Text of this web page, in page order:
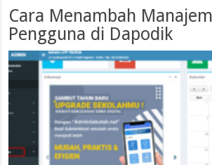
Cara Menambah
Pengguna di Dapodik